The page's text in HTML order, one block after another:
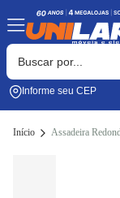
Informe seu CEP
Início Assadeira